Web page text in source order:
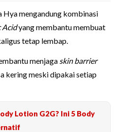
Hya mengandung kombinasi
Acidyang membantu membuat
tetap lembap.
menjaga skin barrier
kering meski dipakai setiap
Lotion G2G? Ini 5 Body